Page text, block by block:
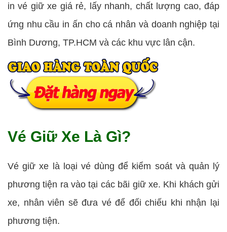
in vé giữ xe giá rẻ, lấy nhanh, chất lượng cao, đáp
ứng nhu cầu in ấn cho cá nhân và doanh nghiệp tại
Bình Dương, TP.HCM và các khu vực lân cận.
Vé Giữ Xe Là Gì?
Vé giữ xe là loại vé dùng để kiểm soát và quản lý
phương tiện ra vào tại các bãi giữ xe. Khi khách gửi
xe, nhân viên sẽ đưa vé để đối chiếu khi nhận lại
phương tiện.